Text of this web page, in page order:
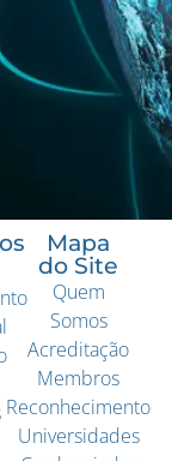
Mapa
do Site
Quem
Somos
Acreditação
Membros
Reconhecimento
Universidades